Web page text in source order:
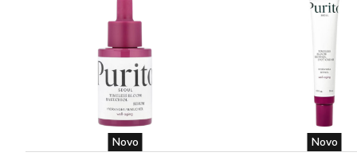
5. Vita-Antioxidant AVST Gel možete nanositi prije bilo
kojeg Environovog hidracijskog proizvoda za dodatnu
ugodu i hidraciju.
Novo Novo